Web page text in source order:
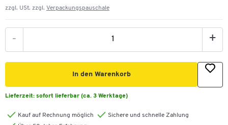
zzgl. USt. zzgl. Verpackungspauschale
- +
In den Warenkorb
Lieferzeit: sofort lieferbar (ca. 3 Werktage)
Kauf auf Rechnung möglich
Sichere und schnelle Zahlung